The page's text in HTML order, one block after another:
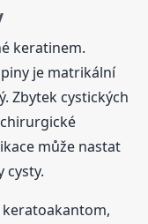
keratinem.
je matrikální
Zbytek cystických
může nastat
cysty.